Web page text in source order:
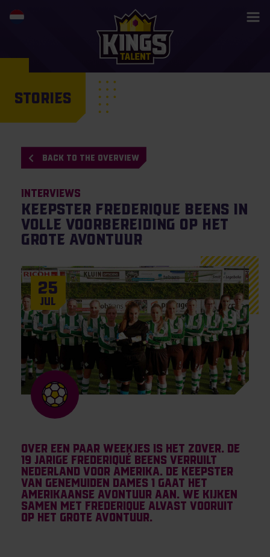
STORIES
BACK TO THE OVERVIEW
Interviews
Keepster Frederique Beens in
volle voorbereiding op het
grote avontuur
25
Jul
Over een paar weekjes is het zover. De
19 jarige Frederiqué Beens verruilt
Nederland voor Amerika. De keepster
van Genemuiden Dames 1 gaat het
Amerikaanse avontuur aan. We kijken
samen met Frederique alvast vooruit
op het grote avontuur.